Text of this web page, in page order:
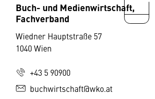
LP
9,95
9,95
9,95
2,95
Buch- und Medienwirtschaft,
Fachverband
Wiedner Hauptstraße 57
1040 Wien
+43 5 90900
buchwirtschaft@wko.at